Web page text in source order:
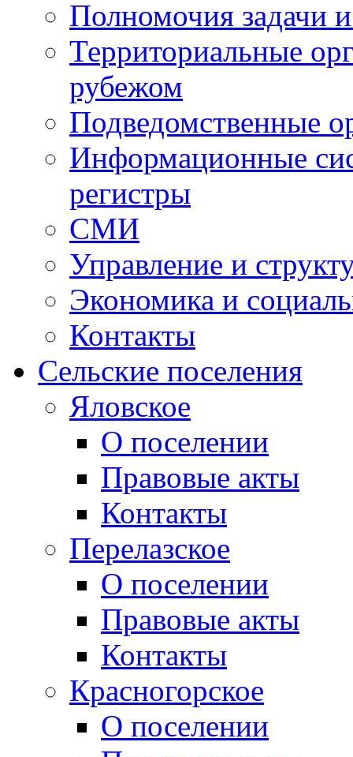
Полномочия задачи
Территориальные
рубежом
Подведомственные
Информационные
регистры
СМИ
Управление и
Экономика и
Контакты
Сельские поселения
Яловское
О поселении
Правовые акты
Контакты
Перелазское
О поселении
Правовые акты
Контакты
Красногорское
О поселении